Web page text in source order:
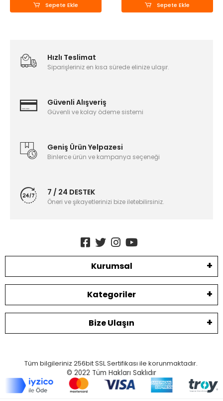
Sepete Ekle Sepete Ekle
Hızlı Teslimat
Siparişleriniz en kısa sürede elinize ulaşır.
Güvenli Alışveriş
Güvenli ve kolay ödeme sistemi
Geniş Ürün Yelpazesi
Binlerce ürün ve kampanya seçeneği
7 / 24 DESTEK
Öneri ve şikayetlerinizi bize iletebilirsiniz.
Kurumsal
Kategoriler
Bize Ulaşın
Tüm bilgileriniz 256bit SSL Sertifikası ile korunmaktadır.
© 2022 Tüm Hakları Saklıdır